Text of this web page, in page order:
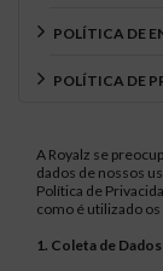
POLÍTICA DE
POLÍTICA DE
A Royalz se
dados de nossos
Política de
como é utilizado
1. Coleta de Dados